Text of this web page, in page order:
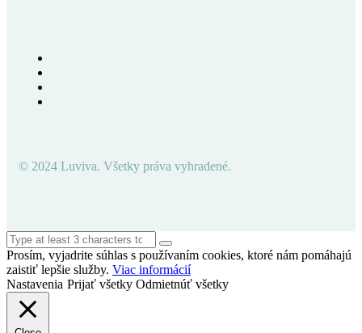
© 2024 Luviva. Všetky práva vyhradené.
Prosím, vyjadrite súhlas s používaním cookies, ktoré nám pomáhajú
zaistiť lepšie služby. Viac informácií
Nastavenia Prijať všetky Odmietnúť všetky